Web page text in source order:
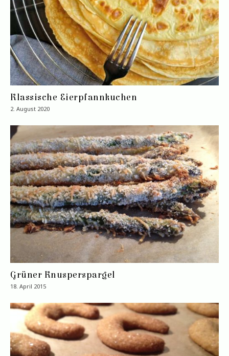
Klassische Eierpfannkuchen
2. August 2020
Grüner Knusperspargel
18. April 2015